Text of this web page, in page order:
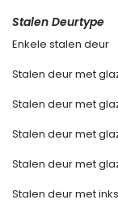
Stalen Deurtype
Enkele stalen deur
Stalen deur met
Stalen deur met
Stalen deur met
Stalen deur met
Stalen deur met